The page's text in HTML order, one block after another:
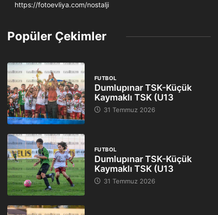
https://fotoevliya.com/nostalji
Popüler Çekimler
FUTBOL
Dumlupınar TSK-Küçük
Kaymaklı TSK (U13
31 Temmuz 2026
FUTBOL
Dumlupınar TSK-Küçük
Kaymaklı TSK (U13
31 Temmuz 2026